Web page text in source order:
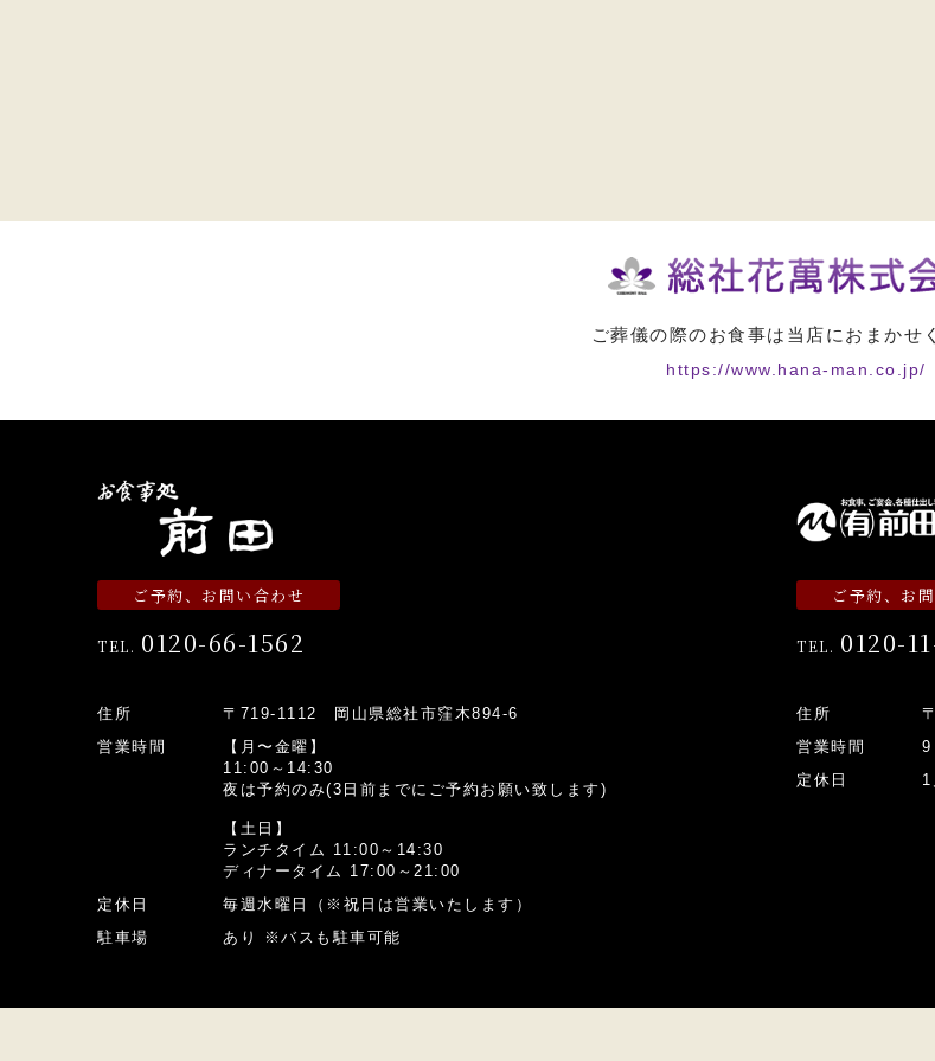
ご葬儀の際のお食事は当店におまかせ
https://www.hana-man.co.jp/
ご予約、お問い合わせ
TEL. 0120-66-1562
住所
〒719-1112 岡山県総社市窪木894-6
営業時間
【月〜金曜】
11:00～14:30
夜は予約のみ(3日前までにご予約お願い致します)
【土日】
ランチタイム 11:00～14:30
ディナータイム 17:00～21:00
定休日
毎週水曜日（※祝日は営業いたします）
駐車場
あり ※バスも駐車可能
ご予約、お
TEL. 0120-
住所
営業時間
9
定休日
1